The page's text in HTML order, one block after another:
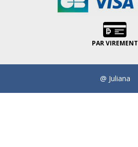
PAR VIREMENT
@ Juliana